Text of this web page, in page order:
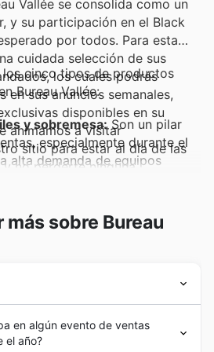
Vallée se consolida como un
y su participación en el Black
por todos. Para esta
cuidada selección de sus
los cuales podrás
en sus anuncios semanales,
disponibles en su
animamos a visitar
sitio para estar al día de las
no perderte ninguna
los cinco tipos de productos
Bureau Vallée:
y sobremesa:Son un pilar
especialmente durante el
alta demanda de equipos
buscan activamente estas
hogares y oficinas,
versátiles y con precios
promociones.
tanto en entornos domésticos
a estas máquinas en un
el Black Friday, los anuncios
más sobre Bureau
de crecimiento y consolidación
fundación, su objetivo ha sido
en algún evento de ventas
el año?